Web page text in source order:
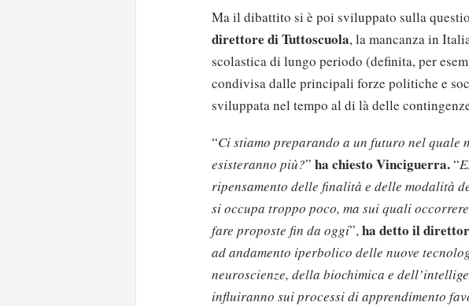
Ma il dibattito si è poi sviluppato sulla
direttore di Tuttoscuola, la mancanza in
scolastica di lungo periodo (definita, per
condivisa dalle principali forze politiche e
sviluppata nel tempo al di là delle
“Ci stiamo preparando a un futuro nel
esisteranno più?” ha chiesto Vinciguerra.“
ripensamento delle finalità e delle modalità
si occupa troppo poco, ma sui quali
fare proposte fin da oggi”,ha detto il
ad andamento iperbolico delle nuove
neuroscienze, della biochimica e
influiranno sui processi di apprendimento